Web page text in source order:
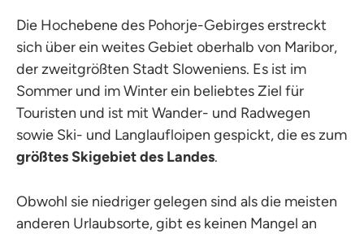
Die Hochebene des Pohorje-Gebirges erstreckt
sich über ein weites Gebiet oberhalb von Maribor,
der zweitgrößten Stadt Sloweniens. Es ist im
Sommer und im Winter ein beliebtes Ziel für
Touristen und ist mit Wander- und Radwegen
sowie Ski- und Langlaufloipen gespickt, die es zum
größtes Skigebiet des Landes.
Obwohl sie niedriger gelegen sind als die meisten
anderen Urlaubsorte, gibt es keinen Mangel an